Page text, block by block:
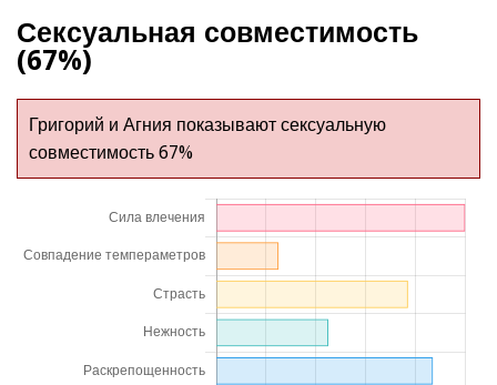
Сексуальная совместимость
(67%)
Григорий и Агния показывают сексуальную
совместимость 67%